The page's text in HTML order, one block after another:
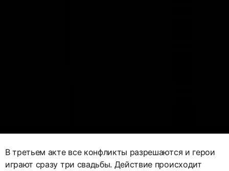
В третьем акте все конфликты разрешаются и герои
играют сразу три свадьбы. Действие происходит